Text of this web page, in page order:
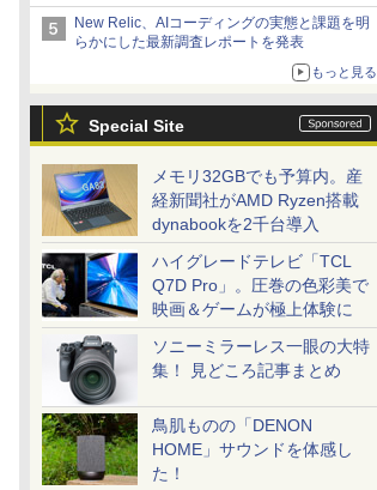
キュリティ専門家
New Relic、AIコーディングの実態と課題を明
らかにした最新調査レポートを発表
もっと見る
Special Site
メモリ32GBでも予算内。産
経新聞社がAMD Ryzen搭載
dynabookを2千台導入
ハイグレードテレビ「TCL
Q7D Pro」。圧巻の色彩美で
映画＆ゲームが極上体験に
ソニーミラーレス一眼の大特
集！ 見どころ記事まとめ
鳥肌ものの「DENON
HOME」サウンドを体感し
た！